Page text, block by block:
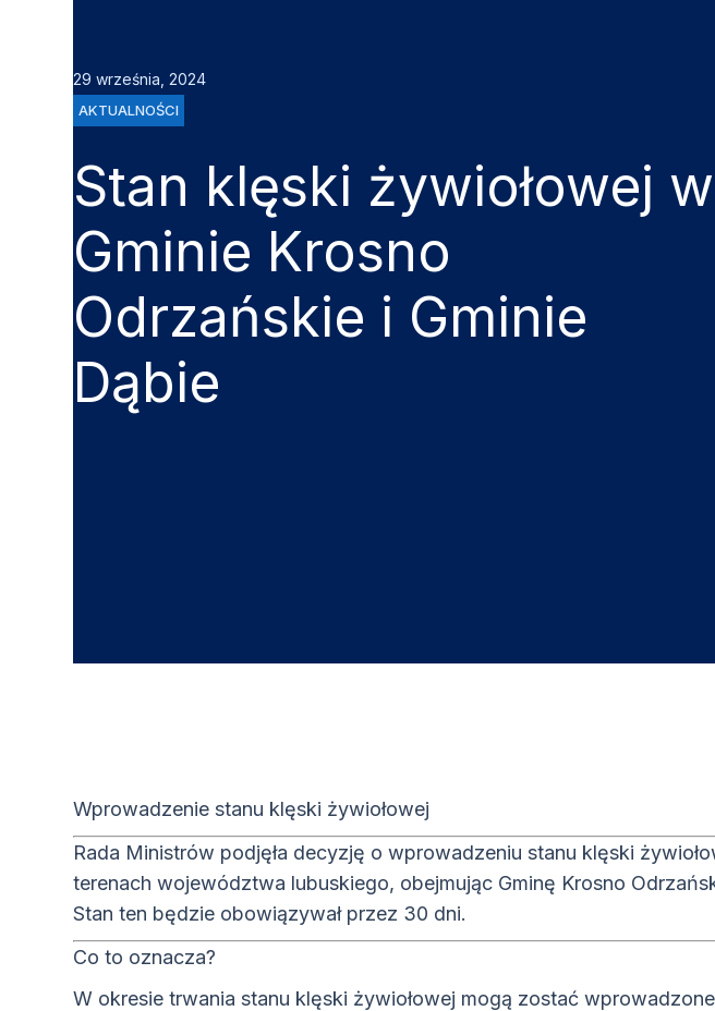
29 września, 2024
AKTUALNOŚCI
Stan klęski żywiołowej w
Gminie Krosno
Odrzańskie i Gminie
Dąbie
Wprowadzenie stanu klęski żywiołowej
Rada Ministrów podjęła decyzję o wprowadzeniu stanu klęski
terenach województwa lubuskiego, obejmując Gminę Krosno
Stan ten będzie obowiązywał przez 30 dni.
Co to oznacza?
W okresie trwania stanu klęski żywiołowej mogą zostać